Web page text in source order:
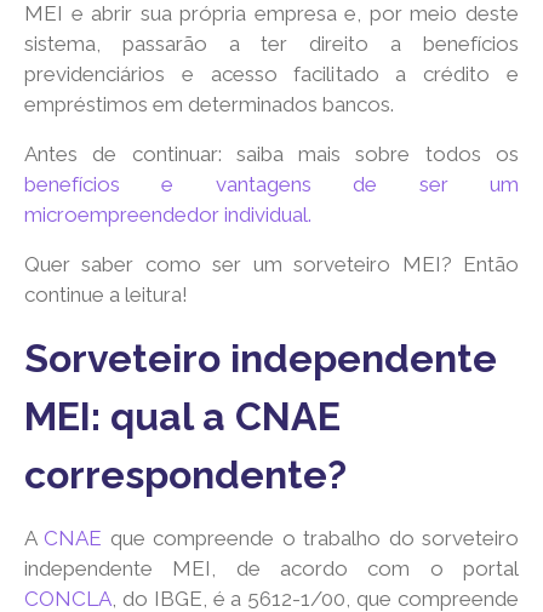
MEI e abrir sua própria empresa e, por meio deste
sistema, passarão a ter direito a benefícios
previdenciários e acesso facilitado a crédito e
empréstimos em determinados bancos.
Antes de continuar: saiba mais sobre todos os
benefícios e vantagens de ser um
microempreendedor individual.
Quer saber como ser um sorveteiro MEI? Então
continue a leitura!
Sorveteiro independente
MEI: qual a CNAE
correspondente?
A CNAE que compreende o trabalho do sorveteiro
independente MEI, de acordo com o portal
CONCLA, do IBGE, é a 5612-1/00, que compreende